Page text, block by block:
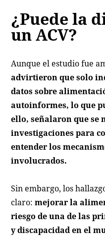
¿Puede la
un ACV?
Aunque el estudio fue
advirtieron que solo
datos sobre
autoinformes, lo que
ello, señalaron que se
investigaciones para
entender los
involucrados.
Sin embargo, los
claro:mejorar la
riesgo de una de las
y discapacidad en el